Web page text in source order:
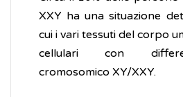
XXY ha una situazione
cui i vari tessuti del corpo
cellulari con
cromosomico XY/XXY.